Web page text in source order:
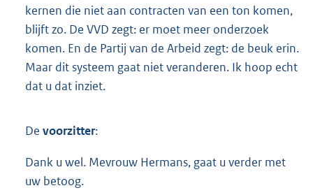
kernen die niet aan contracten van een ton komen,
blijft zo. De VVD zegt: er moet meer onderzoek
komen. En de Partij van de Arbeid zegt: de beuk erin.
Maar dit systeem gaat niet veranderen. Ik hoop echt
dat u dat inziet.
De voorzitter:
Dank u wel. Mevrouw Hermans, gaat u verder met
uw betoog.